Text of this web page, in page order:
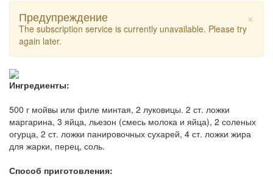
×
Предупреждение
The subscription service is currently unavailable. Please try
again later.
Ингредиенты:
500 г мойвы или филе минтая, 2 луковицы. 2 ст. ложки
маргарина, 3 яйца, льезон (смесь молока и яйца), 2 соленых
огурца, 2 ст. ложки панировочных сухарей, 4 ст. ложки жира
для жарки, перец, соль.
Способ приготовления: